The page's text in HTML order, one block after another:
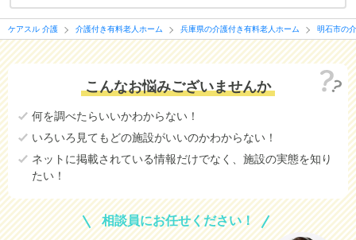
ケアスル 介護 介護付き有料老人ホーム 兵庫県の介護付き有料老人ホーム 明石市の
こんなお悩みございませんか
何を調べたらいいかわからない！
いろいろ見てもどの施設がいいのかわからない！
ネットに掲載されている情報だけでなく、施設の実態を知り
たい！
相談員にお任せください！